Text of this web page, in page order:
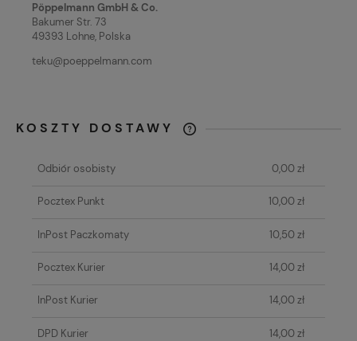
Pöppelmann GmbH & Co.
Bakumer Str. 73
49393 Lohne, Polska
teku@poeppelmann.com
KOSZTY DOSTAWY
Odbiór osobisty 0,00 zł
Pocztex Punkt 10,00 zł
InPost Paczkomaty 10,50 zł
Pocztex Kurier 14,00 zł
InPost Kurier 14,00 zł
DPD Kurier 14,00 zł